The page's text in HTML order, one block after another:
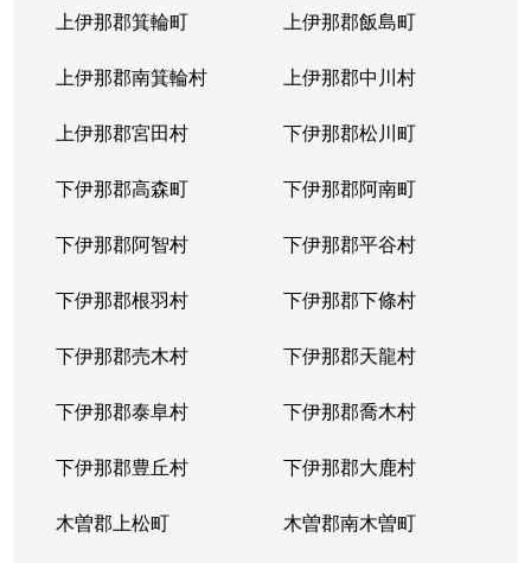
上伊那郡箕輪町 上伊那郡飯島町
上伊那郡南箕輪村 上伊那郡中川村
上伊那郡宮田村 下伊那郡松川町
下伊那郡高森町 下伊那郡阿南町
下伊那郡阿智村 下伊那郡平谷村
下伊那郡根羽村 下伊那郡下條村
下伊那郡売木村 下伊那郡天龍村
下伊那郡泰阜村 下伊那郡喬木村
下伊那郡豊丘村 下伊那郡大鹿村
木曽郡上松町 木曽郡南木曽町